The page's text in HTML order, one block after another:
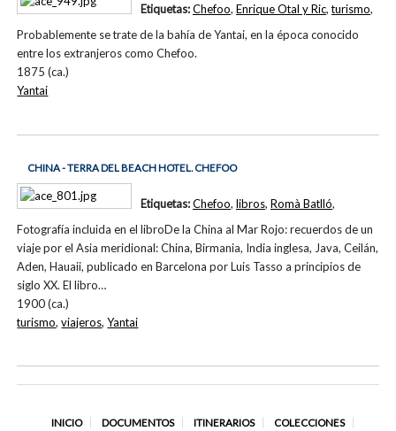
Probablemente se trate de la bahía de Yantai, en la época conocido
entre los extranjeros como Chefoo.
1875 (ca.)
Etiquetas:Chefoo, Enrique Otal y Ric,turismo,
Yantai
CHINA - TERRA DEL BEACH HOTEL. CHEFOO
Fotografía incluida en el libroDe la China al Mar Rojo: recuerdos de un
viaje por el Asia meridional: China, Birmania, India inglesa, Java, Ceilán,
Aden, Hauaii, publicado en Barcelona por Luis Tasso a principios de
siglo XX. El libro…
1900 (ca.)
Etiquetas:Chefoo, libros, Romà Batlló,
turismo,viajeros,Yantai
INICIO DOCUMENTOS ITINERARIOS COLECCIONES